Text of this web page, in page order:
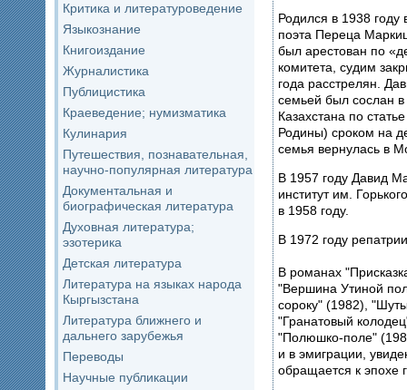
Критика и литературоведение
Языкознание
Книгоиздание
Журналистика
Публицистика
Краеведение; нумизматика
Кулинария
Путешествия, познавательная,
научно-популярная литература
Документальная и
биографическая литература
Духовная литература;
эзотерика
Детская литература
Литература на языках народа
Кыргызстана
Литература ближнего и
дальнего зарубежья
Переводы
Научные публикации
Родился в 1938 году
поэта Переца
был арестован по
комитета, судим
года расстрелян.
семьей был сослан
Казахстана по
Родины) сроком на
семья вернулась в
В 1957 году Давид
институт им.
в 1958 году.
В 1972 году
В романах
"Вершина Утиной
сороку" (1982),
"Гранатовый
"Полюшко-поле"
и в эмиграции,
обращается к эпохе